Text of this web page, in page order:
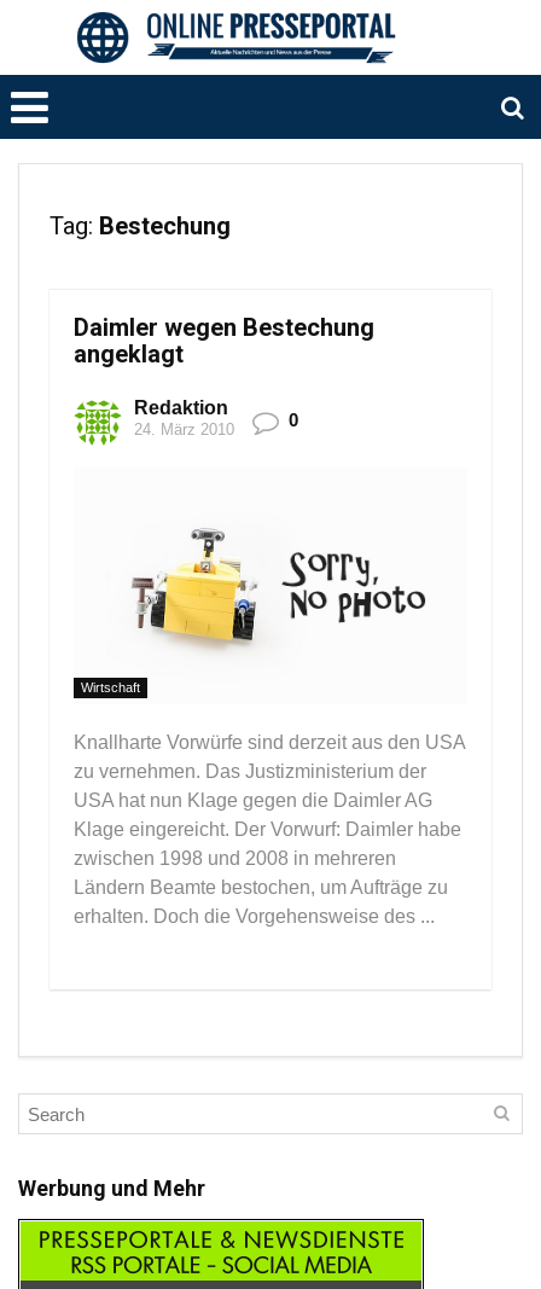
Tag: Bestechung
Daimler wegen Bestechung
angeklagt
Redaktion
24. März 2010 0
Wirtschaft
Knallharte Vorwürfe sind derzeit aus den USA
zu vernehmen. Das Justizministerium der
USA hat nun Klage gegen die Daimler AG
Klage eingereicht. Der Vorwurf: Daimler habe
zwischen 1998 und 2008 in mehreren
Ländern Beamte bestochen, um Aufträge zu
erhalten. Doch die Vorgehensweise des ...
Werbung und Mehr